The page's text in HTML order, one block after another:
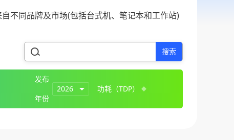
不同品牌及市场(包括台式机、笔记本和工作站)
搜索
发布
年份
2026 功耗（TDP）